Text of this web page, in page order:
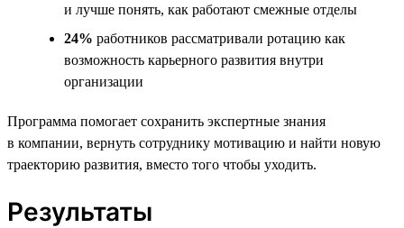
и лучше понять, как работают смежные отделы
24% работников рассматривали ротацию как
возможность карьерного развития внутри
организации
Программа помогает сохранить экспертные знания
в компании, вернуть сотруднику мотивацию и найти новую
траекторию развития, вместо того чтобы уходить.
Результаты